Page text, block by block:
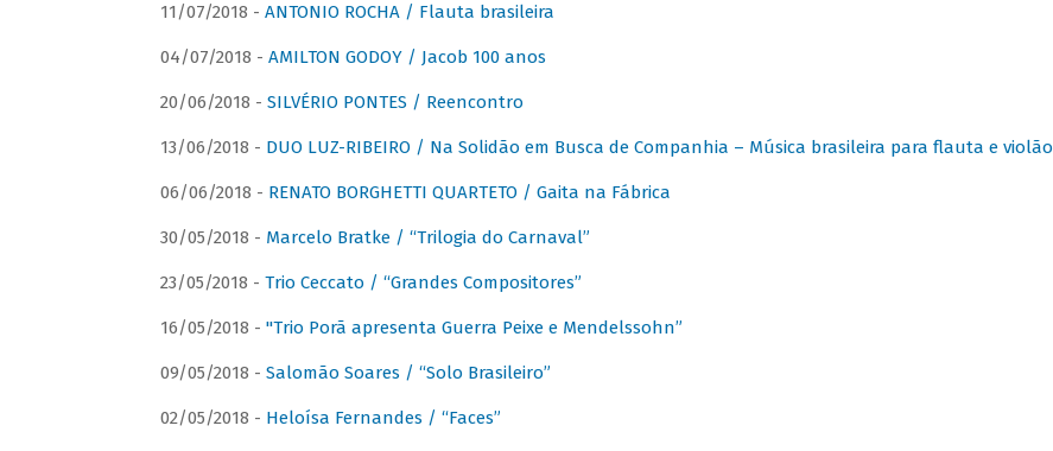
11/07/2018 - ANTONIO ROCHA / Flauta brasileira
04/07/2018 - AMILTON GODOY / Jacob 100 anos
20/06/2018 - SILVÉRIO PONTES / Reencontro
13/06/2018 - DUO LUZ-RIBEIRO / Na Solidão em Busca de Companhia – Música brasileira para flauta e violão
06/06/2018 - RENATO BORGHETTI QUARTETO / Gaita na Fábrica
30/05/2018 - Marcelo Bratke / “Trilogia do Carnaval”
23/05/2018 - Trio Ceccato / “Grandes Compositores”
16/05/2018 - "Trio Porã apresenta Guerra Peixe e Mendelssohn”
09/05/2018 - Salomão Soares / “Solo Brasileiro”
02/05/2018 - Heloísa Fernandes / “Faces”